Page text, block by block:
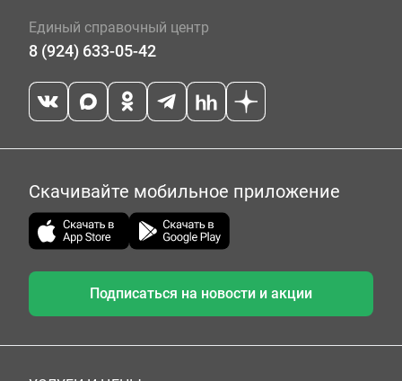
Единый справочный центр
8 (924) 633-05-42
Скачивайте мобильное приложение
Подписаться на новости и акции